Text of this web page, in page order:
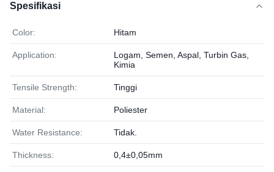
Spesifikasi
Color: Hitam
Application:
Logam, Semen, Aspal, Turbin Gas,
Kimia
Tensile Strength: Tinggi
Material: Poliester
Water Resistance: Tidak.
Thickness: 0,4±0,05mm